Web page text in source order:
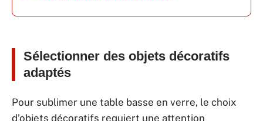
Sélectionner des objets décoratifs
adaptés
Pour sublimer une table basse en verre, le choix
d’objets décoratifs requiert une attention